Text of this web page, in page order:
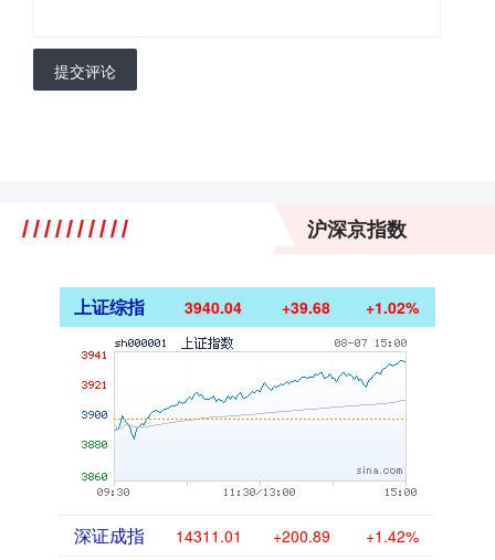
提交评论
沪深京指数
上证综指 3940.04 +39.68 +1.02%
深证成指 14311.01 +200.89 +1.42%